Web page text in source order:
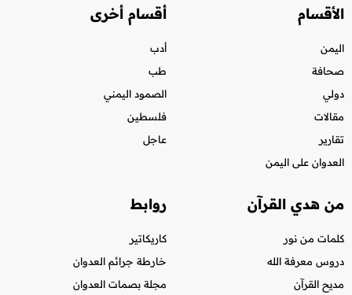
الأقسام
اليمن
صحافة
دولي
مقالات
تقارير
العدوان على اليمن
أقسام أخرى
أدب
طب
الصمود اليمني
فلسطين
عاجل
من هدي القرآن
كلمات من نور
دروس معرفة الله
مديح القرآن
روابط
كاريكاتير
خارطة جرائم العدوان
مجلة بصمات العدوان